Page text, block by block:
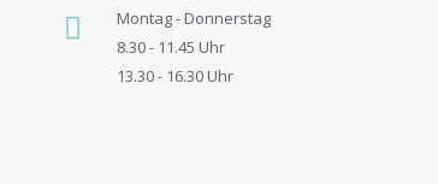
Montag - Donnerstag
8.30 - 11.45 Uhr
13.30 - 16.30 Uhr